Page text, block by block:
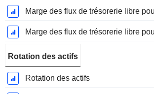
Rotation des actifs
Rotation des actifs